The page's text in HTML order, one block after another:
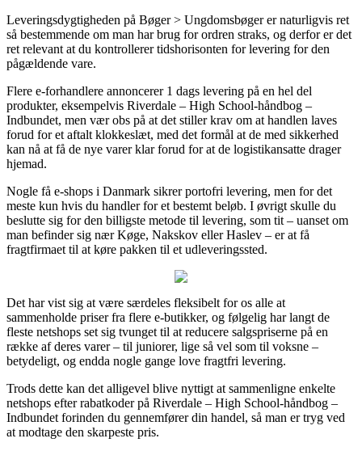
Leveringsdygtigheden på Bøger > Ungdomsbøger er naturligvis ret
så bestemmende om man har brug for ordren straks, og derfor er det
ret relevant at du kontrollerer tidshorisonten for levering for den
pågældende vare.
Flere e-forhandlere annoncerer 1 dags levering på en hel del
produkter, eksempelvis Riverdale – High School-håndbog –
Indbundet, men vær obs på at det stiller krav om at handlen laves
forud for et aftalt klokkeslæt, med det formål at de med sikkerhed
kan nå at få de nye varer klar forud for at de logistikansatte drager
hjemad.
Nogle få e-shops i Danmark sikrer portofri levering, men for det
meste kun hvis du handler for et bestemt beløb. I øvrigt skulle du
beslutte sig for den billigste metode til levering, som tit – uanset om
man befinder sig nær Køge, Nakskov eller Haslev – er at få
fragtfirmaet til at køre pakken til et udleveringssted.
Det har vist sig at være særdeles fleksibelt for os alle at
sammenholde priser fra flere e-butikker, og følgelig har langt de
fleste netshops set sig tvunget til at reducere salgspriserne på en
række af deres varer – til juniorer, lige så vel som til voksne –
betydeligt, og endda nogle gange love fragtfri levering.
Trods dette kan det alligevel blive nyttigt at sammenligne enkelte
netshops efter rabatkoder på Riverdale – High School-håndbog –
Indbundet forinden du gennemfører din handel, så man er tryg ved
at modtage den skarpeste pris.